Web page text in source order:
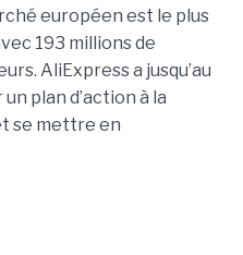
européen est le plus
193 millions de
AliExpress a jusqu’au
plan d’action à la
se mettre en